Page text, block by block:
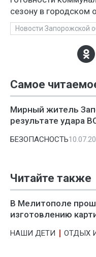
сезону в городском
Новости Запорожской
Самое
Мирный житель
результате удара
БЕЗОПАСНОСТЬ
Читайте также
В Мелитополе
изготовлению
НАШИ ДЕТИ ОТДЫХ